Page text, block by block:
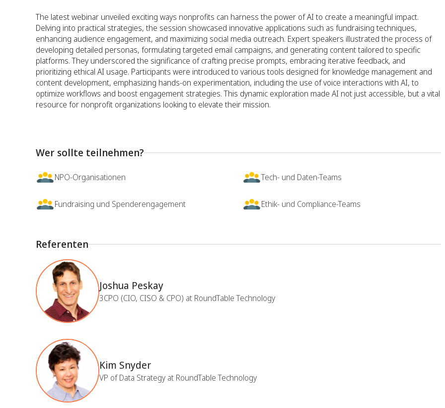
The latest webinar unveiled exciting ways nonprofits can harness the power of AI to create a meaningful impact.
Delving into practical strategies, the session showcased innovative applications such as fundraising techniques,
enhancing audience engagement, and maximizing social media outreach. Expert speakers illustrated the process of
developing detailed personas, formulating targeted email campaigns, and generating content tailored to specific
platforms. They underscored the significance of crafting precise prompts, embracing iterative feedback, and
prioritizing ethical AI usage. Participants were introduced to various tools designed for knowledge management and
content development, emphasizing hands-on experimentation, including the use of voice interactions with AI, to
optimize workflows and boost engagement strategies. This dynamic exploration made AI not just accessible, but a vital
resource for nonprofit organizations looking to elevate their mission.
Wer sollte teilnehmen?
NPO-Organisationen Tech- und Daten-Teams
Fundraising und Spenderengagement Ethik- und Compliance-Teams
Referenten
Joshua Peskay
3CPO (CIO, CISO & CPO) at RoundTable Technology
Kim Snyder
VP of Data Strategy at RoundTable Technology